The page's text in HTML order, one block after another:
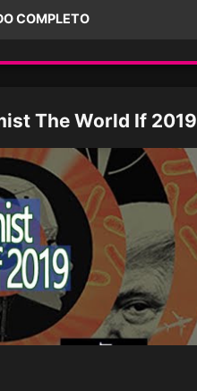
COMPLETO
The World If 2019